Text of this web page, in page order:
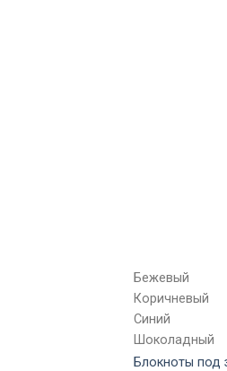
Бежевый
Коричневый
Синий
Шоколадный
Блокноты под